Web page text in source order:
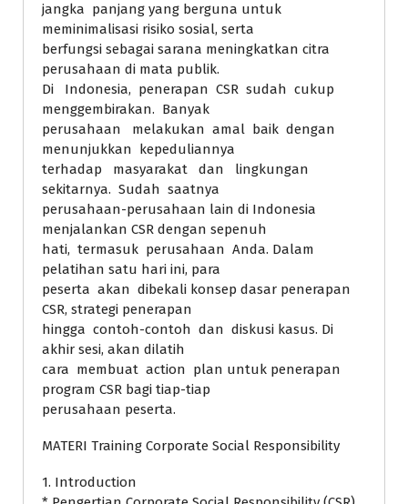
jangka panjang yang berguna untuk
meminimalisasi risiko sosial, serta
berfungsi sebagai sarana meningkatkan citra
perusahaan di mata publik.
Di Indonesia, penerapan CSR sudah cukup
menggembirakan. Banyak
perusahaan melakukan amal baik dengan
menunjukkan kepeduliannya
terhadap masyarakat dan lingkungan
sekitarnya. Sudah saatnya
perusahaan-perusahaan lain di Indonesia
menjalankan CSR dengan sepenuh
hati, termasuk perusahaan Anda. Dalam
pelatihan satu hari ini, para
peserta akan dibekali konsep dasar penerapan
CSR, strategi penerapan
hingga contoh-contoh dan diskusi kasus. Di
akhir sesi, akan dilatih
cara membuat action plan untuk penerapan
program CSR bagi tiap-tiap
perusahaan peserta.
MATERI Training Corporate Social Responsibility
1. Introduction